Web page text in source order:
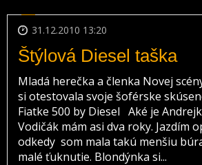
31.12.2010 13:20
Štýlová Diesel taška
Mladá herečka a členka Novej
si otestovala svoje šoférske
Fiatke 500 by Diesel Aké je
Vodičák mám asi dva roky. Jazdím
odkedy som mala takú menšiu
malé ťuknutie. Blondýnka si...